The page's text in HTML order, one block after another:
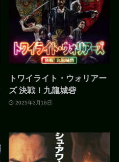
トワイライト・ウォリアー
ズ 決戦！九龍城砦
2025年3月16日